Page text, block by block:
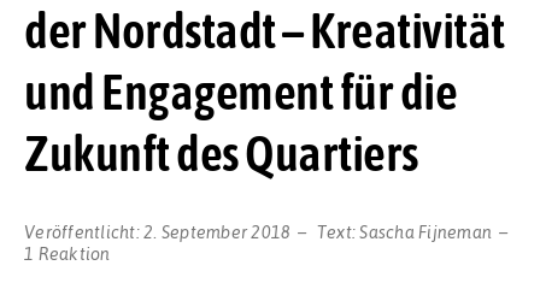
der Nordstadt – Kreativität
und Engagement für die
Zukunft des Quartiers
Veröffentlicht:2. September 2018 Text:Sascha Fijneman
1 Reaktion